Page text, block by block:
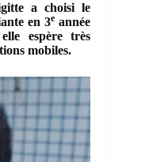
a choisi le
en 3e année
espère très
mobiles.